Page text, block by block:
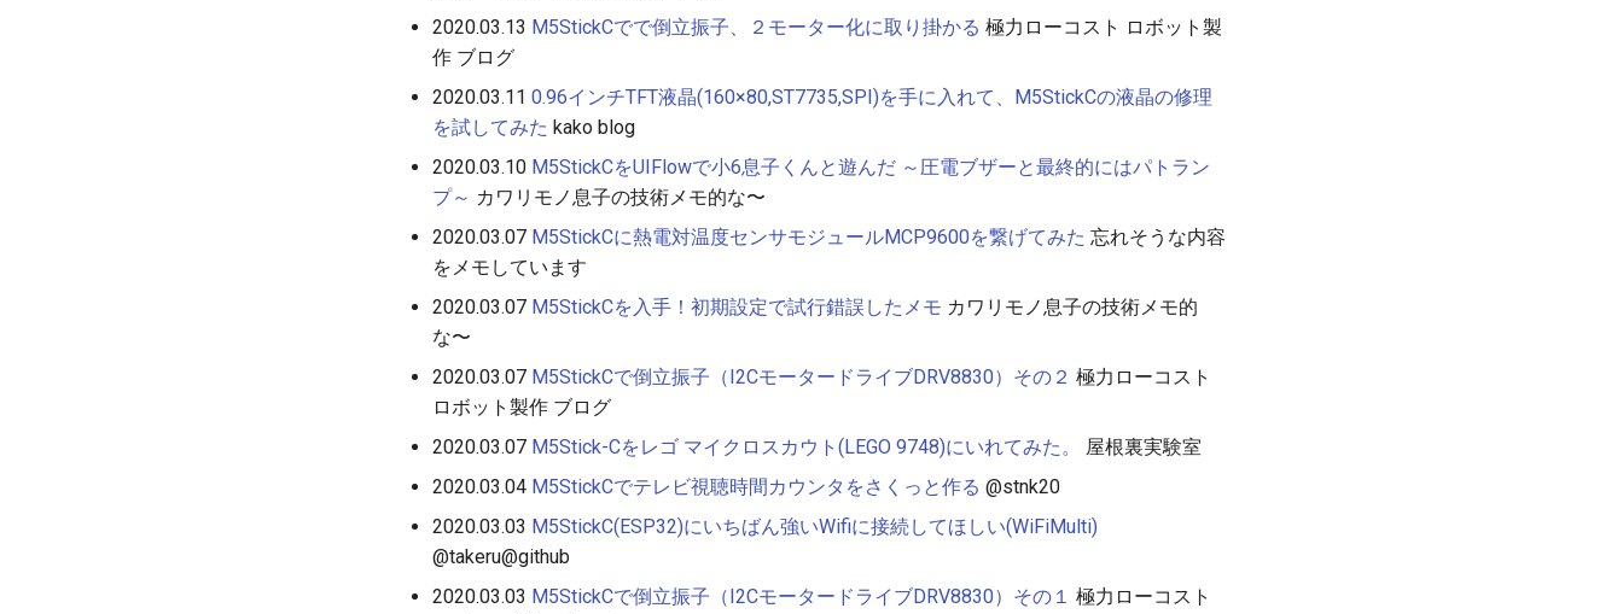
2020.03.13 M5StickCでで倒立振子、２モーター化に取り掛かる 極力ローコスト ロボット製
作 ブログ
2020.03.11 0.96インチTFT液晶(160×80,ST7735,SPI)を手に入れて、M5StickCの液晶の修理
を試してみた kako blog
2020.03.10 M5StickCをUIFlowで小6息子くんと遊んだ ～圧電ブザーと最終的にはパトラン
プ～ カワリモノ息子の技術メモ的な〜
2020.03.07 M5StickCに熱電対温度センサモジュールMCP9600を繋げてみた 忘れそうな内容
をメモしています
2020.03.07 M5StickCを入手！初期設定で試行錯誤したメモ カワリモノ息子の技術メモ的
な〜
2020.03.07 M5StickCで倒立振子（I2CモータードライブDRV8830）その２ 極力ローコスト
ロボット製作 ブログ
2020.03.07 M5Stick-Cをレゴ マイクロスカウト(LEGO 9748)にいれてみた。
屋根裏実験室
2020.03.04 M5StickCでテレビ視聴時間カウンタをさくっと作る @stnk20
2020.03.03 M5StickC(ESP32)にいちばん強いWifiに接続してほしい(WiFiMulti)
@takeru@github
2020.03.03 M5StickCで倒立振子（I2CモータードライブDRV8830）その１ 極力ローコスト